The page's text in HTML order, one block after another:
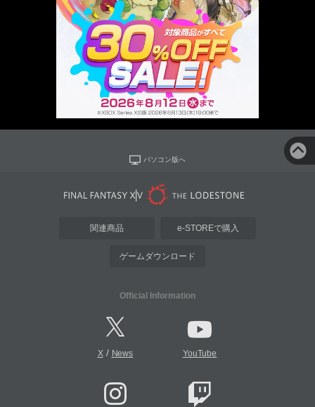
パソコン版へ
関連商品 e-STOREで購入
ゲームダウンロード
Official Information
X/ News YouTube